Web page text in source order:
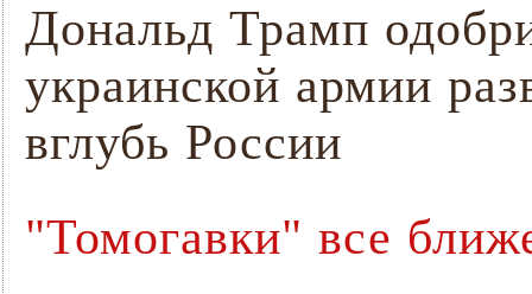
Дональд Трамп
украинской армии
вглубь России
"Томогавки" все